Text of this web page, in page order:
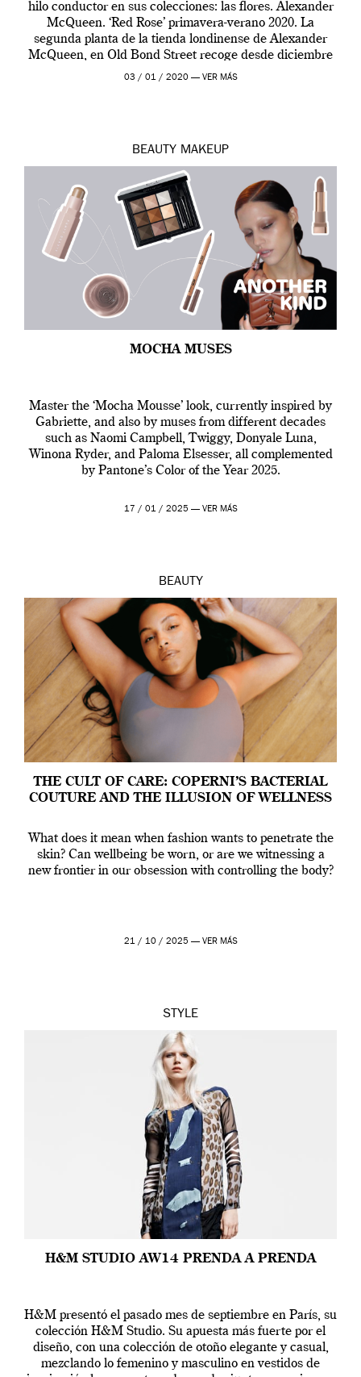
hilo conductor en sus colecciones: las flores. Alexander
McQueen. ‘Red Rose’ primavera-verano 2020. La
segunda planta de la tienda londinense de Alexander
McQueen, en Old Bond Street recoge desde diciembre
de 2019 hasta final de abril […]
03 / 01 / 2020 — VER MÁS
BEAUTY MAKEUP
MOCHA MUSES
Master the ‘Mocha Mousse’ look, currently inspired by
Gabriette, and also by muses from different decades
such as Naomi Campbell, Twiggy, Donyale Luna,
Winona Ryder, and Paloma Elsesser, all complemented
by Pantone’s Color of the Year 2025.
17 / 01 / 2025 — VER MÁS
BEAUTY
THE CULT OF CARE: COPERNI’S BACTERIAL
COUTURE AND THE ILLUSION OF WELLNESS
What does it mean when fashion wants to penetrate the
skin? Can wellbeing be worn, or are we witnessing a
new frontier in our obsession with controlling the body?
21 / 10 / 2025 — VER MÁS
STYLE
H&M STUDIO AW14 PRENDA A PRENDA
H&M presentó el pasado mes de septiembre en París, su
colección H&M Studio. Su apuesta más fuerte por el
diseño, con una colección de otoño elegante y casual,
mezclando lo femenino y masculino en vestidos de